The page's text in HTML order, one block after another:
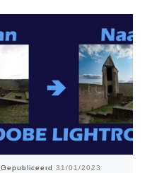
Gepubliceerd 31/01/2023